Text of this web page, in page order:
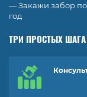
— Закажи забор по
год
ТРИ ПРОСТЫХ